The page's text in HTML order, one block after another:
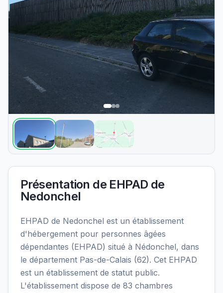
Présentation de EHPAD de
Nedonchel
EHPAD de Nedonchel est un établissement
d'hébergement pour personnes âgées
dépendantes (EHPAD) situé à Nédonchel, dans
le département Pas-de-Calais (62). Cet EHPAD
est un établissement de statut public.
L'établissement dispose de 83 chambres